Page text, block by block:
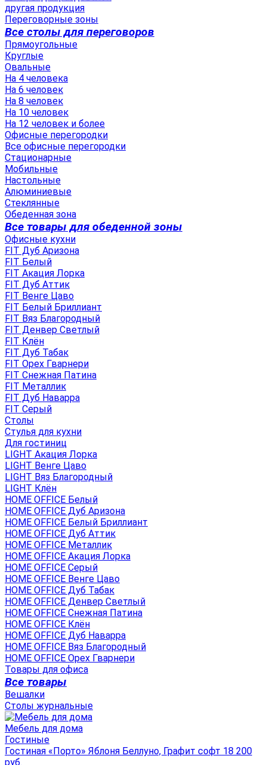
другая продукция
Переговорные зоны
Все столы для переговоров
Прямоугольные
Круглые
Овальные
На 4 человека
На 6 человек
На 8 человек
На 10 человек
На 12 человек и более
Офисные перегородки
Все офисные перегородки
Стационарные
Мобильные
Настольные
Алюминиевые
Стеклянные
Обеденная зона
Все товары для обеденной зоны
Офисные кухни
FIT Дуб Аризона
FIT Белый
FIT Акация Лорка
FIT Дуб Аттик
FIT Венге Цаво
FIT Белый Бриллиант
FIT Вяз Благородный
FIT Денвер Светлый
FIT Клён
FIT Дуб Табак
FIT Орех Гварнери
FIT Снежная Патина
FIT Металлик
FIT Дуб Наварра
FIT Серый
Столы
Стулья для кухни
Для гостиниц
LIGHT Акация Лорка
LIGHT Венге Цаво
LIGHT Вяз Благородный
LIGHT Клён
HOME OFFICE Белый
HOME OFFICE Дуб Аризона
HOME OFFICE Белый Бриллиант
HOME OFFICE Дуб Аттик
HOME OFFICE Металлик
HOME OFFICE Акация Лорка
HOME OFFICE Серый
HOME OFFICE Венге Цаво
HOME OFFICE Дуб Табак
HOME OFFICE Денвер Светлый
HOME OFFICE Снежная Патина
HOME OFFICE Клён
HOME OFFICE Дуб Наварра
HOME OFFICE Вяз Благородный
HOME OFFICE Орех Гварнери
Товары для офиса
Все товары
Вешалки
Столы журнальные
Мебель для дома
Гостиные
Гостиная «Порто» Яблоня Беллуно, Графит софт 18 200
руб.